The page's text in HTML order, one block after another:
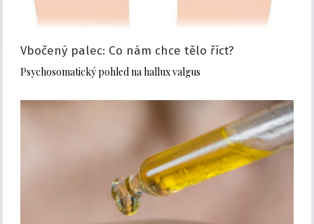
Vbočený palec: Co nám chce tělo říct?
Psychosomatický pohled na hallux valgus